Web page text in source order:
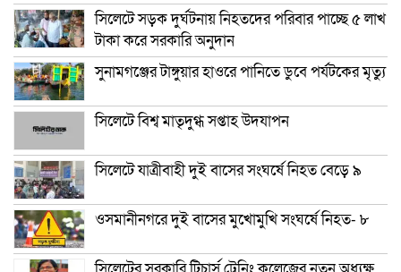
সিলেটে সড়ক দুর্ঘটনায় নিহতদের পরিবার পাচ্ছে ৫ লাখ
টাকা করে সরকারি অনুদান
সুনামগঞ্জের টাঙ্গুয়ার হাওরে পানিতে ডুবে পর্যটকের মৃত্যু
সিলেটে বিশ্ব মাতৃদুগ্ধ সপ্তাহ উদযাপন
সিলেটে যাত্রীবাহী দুই বাসের সংঘর্ষে নিহত বেড়ে ৯
ওসমানীনগরে দুই বাসের মুখোমুখি সংঘর্ষে নিহত- ৮